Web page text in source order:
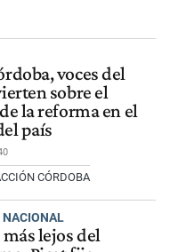
voces del
sobre el
la reforma en el
país
CÓRDOBA
NACIONAL
más lejos del